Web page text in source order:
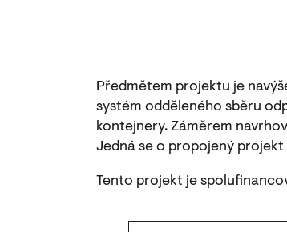
Předmětem projektu je
systém odděleného sběru
kontejnery. Záměrem
Jedná se o propojený
Tento projekt je